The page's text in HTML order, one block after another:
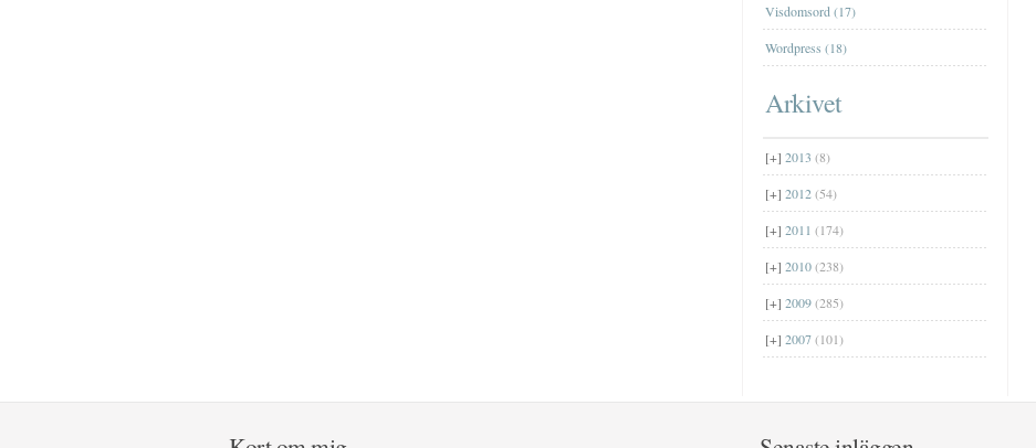
Visdomsord (17)
Wordpress (18)
Arkivet
[+] 2013 (8)
[+] 2012(54)
[+] 2011 (174)
[+] 2010(238)
[+] 2009(285)
[+] 2007(101)